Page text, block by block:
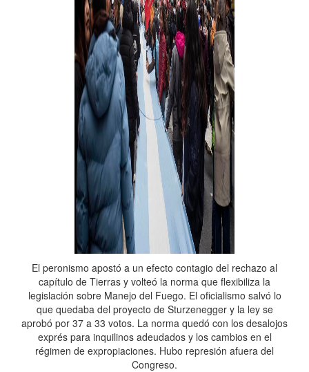
El peronismo apostó a un efecto contagio del rechazo al
capítulo de Tierras y volteó la norma que flexibiliza la
legislación sobre Manejo del Fuego. El oficialismo salvó lo
que quedaba del proyecto de Sturzenegger y la ley se
aprobó por 37 a 33 votos. La norma quedó con los desalojos
exprés para inquilinos adeudados y los cambios en el
régimen de expropiaciones. Hubo represión afuera del
Congreso.